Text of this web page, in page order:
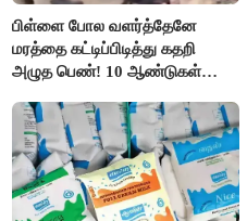
பிள்ளை போல வளர்த்தேனே
மரத்தை கட்டிப்பிடித்து கதறி
அழுத பெண்! 10 ஆண்டுகள்
வெட்டி சாய்ப்பு..!